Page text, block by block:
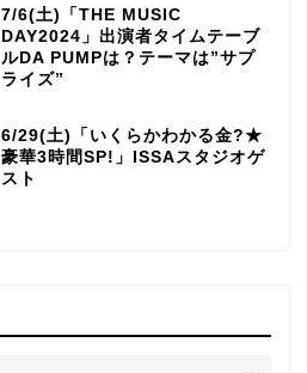
7/6(土)「THE MUSIC
DAY2024」出演者タイムテーブ
ルDA PUMPは？テーマは”サプ
ライズ”
6/29(土)「いくらかわかる金?★
豪華3時間SP!」ISSAスタジオゲ
スト